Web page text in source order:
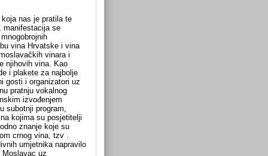
nas je pratila te
manifestacija se
vina Hrvatske i vina
vinara i
njihovih vina. Kao
i plakete za najbolje
gosti i organizatori uz
pratnju vokalnog
izvođenjem
subotnji program,
kojima su posjetitelji
znanje koje su
crnog vina, tzv .
umjetnika napravilo
Moslavac uz